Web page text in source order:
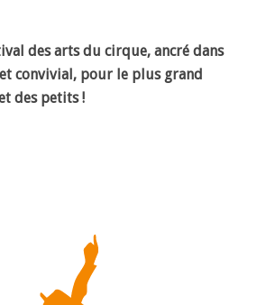
des arts du cirque, ancré dans
convivial, pour le plus grand
des petits !